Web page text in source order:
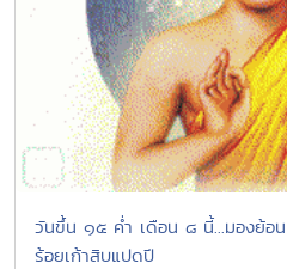
วันขึ้น ๑๕ ค่ำ เดือน ๘ นี้...มองย้อน
ร้อยเก้าสิบแปดปี